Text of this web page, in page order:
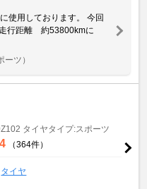
使用しております。 今回
行距離 約53800kmに
ーツ）
タイヤタイプ:スポーツ
（364件）
タイヤ